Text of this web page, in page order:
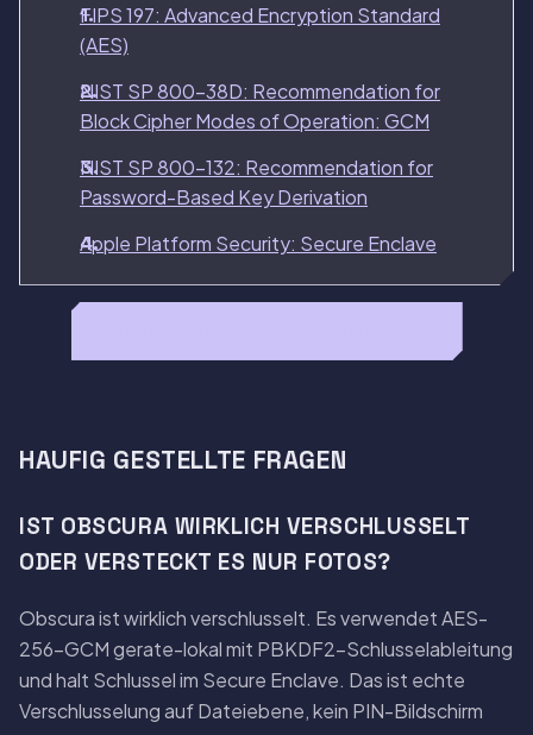
FIPS 197: Advanced Encryption Standard
(AES)
NIST SP 800-38D: Recommendation for
Block Cipher Modes of Operation: GCM
NIST SP 800-132: Recommendation for
Password-Based Key Derivation
Apple Platform Security: Secure Enclave
HAUFIG GESTELLTE FRAGEN
IST OBSCURA WIRKLICH VERSCHLUSSELT
ODER VERSTECKT ES NUR FOTOS?
Obscura ist wirklich verschlusselt. Es verwendet AES-
256-GCM gerate-lokal mit PBKDF2-Schlusselableitung
und halt Schlussel im Secure Enclave. Das ist echte
Verschlusselung auf Dateiebene, kein PIN-Bildschirm